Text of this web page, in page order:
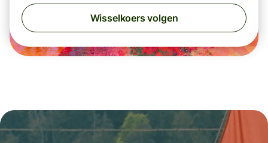
Wisselkoers volgen